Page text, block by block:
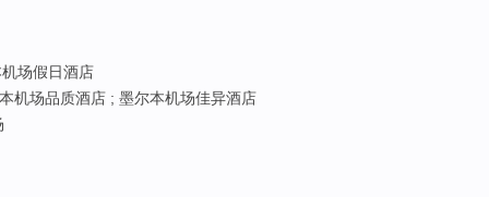
场假日酒店
机场品质酒店 ; 墨尔本机场佳异酒店